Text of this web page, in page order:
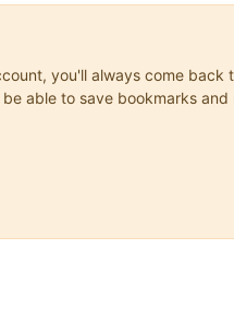
you'll always come back
able to save bookmarks